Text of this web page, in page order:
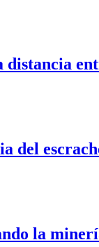
del
la